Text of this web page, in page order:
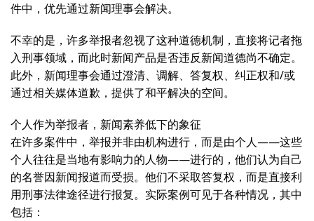
件中，优先通过新闻理事会解决。
不幸的是，许多举报者忽视了这种道德机制，直接将记者拖
入刑事领域，而此时新闻产品是否违反新闻道德尚不确定。
此外，新闻理事会通过澄清、调解、答复权、纠正权和/或
通过相关媒体道歉，提供了和平解决的空间。
个人作为举报者，新闻素养低下的象征
在许多案件中，举报并非由机构进行，而是由个人——这些
个人往往是当地有影响力的人物——进行的，他们认为自己
的名誉因新闻报道而受损。他们不采取答复权，而是直接利
用刑事法律途径进行报复。实际案例可见于各种情况，其中
包括：